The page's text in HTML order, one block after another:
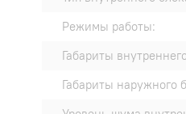
Режимы работы:
Габариты
Габариты наружного